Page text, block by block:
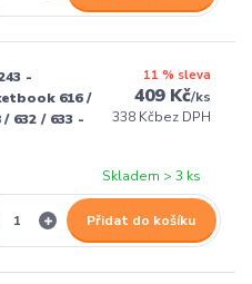
-
616 /
/ 632 / 633 -
11 % sleva
409 Kč/ks
338 Kčbez DPH
Skladem > 3 ks
Přidat do košíku